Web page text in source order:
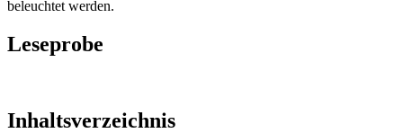
beleuchtet werden.
Leseprobe
Inhaltsverzeichnis